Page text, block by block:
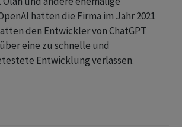
hatten die Firma im ‌Jahr 2021
den Entwickler von ChatGPT
eine zu schnelle und
Entwicklung verlassen.